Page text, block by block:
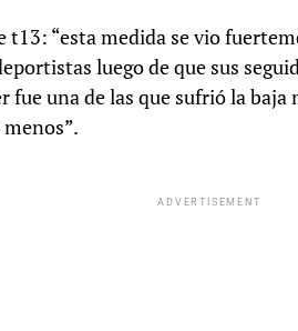
t13: “esta medida se vio
luego de que sus
fue una de las que sufrió la baja
ADVERTISEMENT